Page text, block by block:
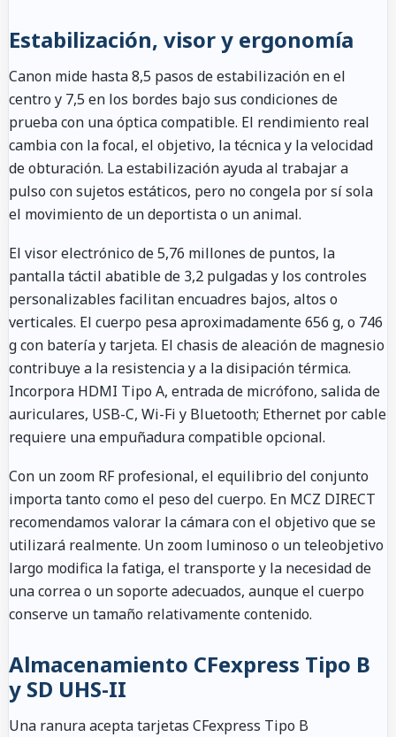
Estabilización, visor y ergonomía
Canon mide hasta 8,5 pasos de estabilización en el
centro y 7,5 en los bordes bajo sus condiciones de
prueba con una óptica compatible. El rendimiento real
cambia con la focal, el objetivo, la técnica y la velocidad
de obturación. La estabilización ayuda al trabajar a
pulso con sujetos estáticos, pero no congela por sí sola
el movimiento de un deportista o un animal.
El visor electrónico de 5,76 millones de puntos, la
pantalla táctil abatible de 3,2 pulgadas y los controles
personalizables facilitan encuadres bajos, altos o
verticales. El cuerpo pesa aproximadamente 656 g, o 746
g con batería y tarjeta. El chasis de aleación de magnesio
contribuye a la resistencia y a la disipación térmica.
Incorpora HDMI Tipo A, entrada de micrófono, salida de
auriculares, USB-C, Wi-Fi y Bluetooth; Ethernet por cable
requiere una empuñadura compatible opcional.
Con un zoom RF profesional, el equilibrio del conjunto
importa tanto como el peso del cuerpo. En MCZ DIRECT
recomendamos valorar la cámara con el objetivo que se
utilizará realmente. Un zoom luminoso o un teleobjetivo
largo modifica la fatiga, el transporte y la necesidad de
una correa o un soporte adecuados, aunque el cuerpo
conserve un tamaño relativamente contenido.
Almacenamiento CFexpress Tipo B
y SD UHS-II
Una ranura acepta tarjetas CFexpress Tipo B